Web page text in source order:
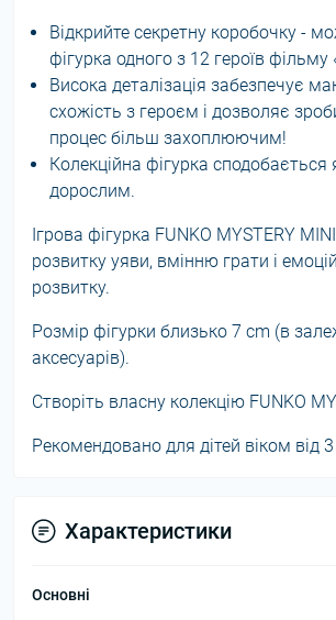
Відкрийте секретну коробочку -
фігурка одного з 12 героїв фільму
Висока деталізація забезпечує
схожість з героєм і дозволяє
процес більш захоплюючим!
Колекційна фігурка сподобається
дорослим.
Ігрова фігурка FUNKO MYSTERY
розвитку уяви, вмінню грати і
розвитку.
Розмір фігурки близько 7 cm (в
аксесуарів).
Створіть власну колекцію FUNKO
Рекомендовано для дітей віком від 3
Характеристики
Основні